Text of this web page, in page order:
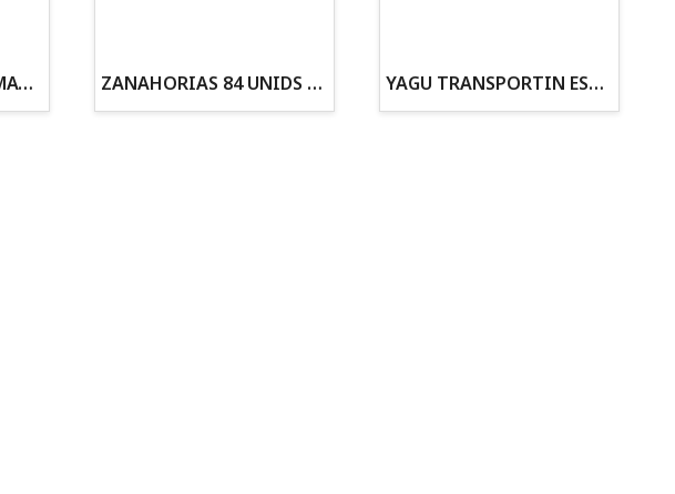
ZEO STONE 1200GR. MATERIAL FILTRANTE ZANAHORIAS 84 UNIDS EN DISPLAY YAGU TRANSPORTIN ESPUMA CAMUFLAJE Nº1 36x30x28